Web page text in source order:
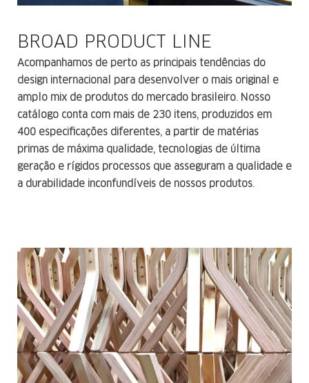
BROAD PRODUCT LINE
Acompanhamos de perto as principais tendências do
design internacional para desenvolver o mais original e
amplo mix de produtos do mercado brasileiro. Nosso
catálogo conta com mais de 230 itens, produzidos em
400 especificações diferentes, a partir de matérias
primas de máxima qualidade, tecnologias de última
geração e rígidos processos que asseguram a qualidade e
a durabilidade inconfundíveis de nossos produtos.